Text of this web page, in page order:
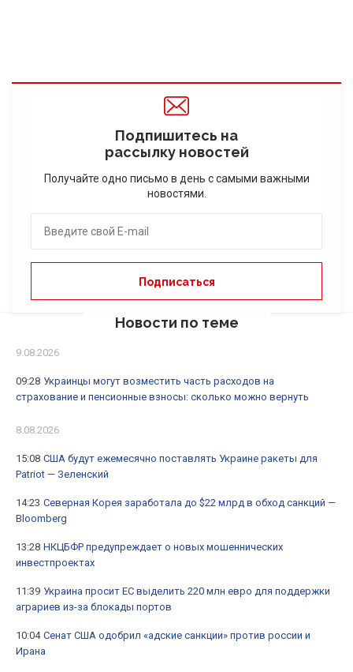
Подпишитесь на
рассылку новостей
Получайте одно письмо в день с самыми важными
новостями.
Новости по теме
9.08.2026
09:28 Украинцы могут возместить часть расходов на
страхование и пенсионные взносы: сколько можно вернуть
8.08.2026
15:08 США будут ежемесячно поставлять Украине ракеты для
Patriot — Зеленский
14:23 Северная Корея заработала до $22 млрд в обход санкций —
Bloomberg
13:28 НКЦБФР предупреждает о новых мошеннических
инвестпроектах
11:39 Украина просит ЕС выделить 220 млн евро для поддержки
аграриев из-за блокады портов
10:04 Сенат США одобрил «адские санкции» против россии и
Ирана